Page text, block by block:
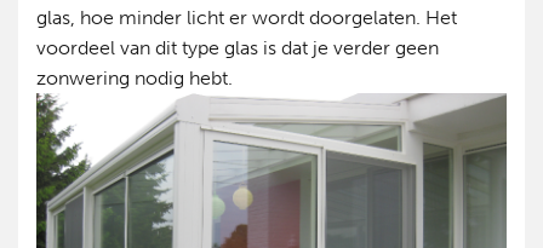
glas, hoe minder licht er wordt doorgelaten. Het
voordeel van dit type glas is dat je verder geen
zonwering nodig hebt.